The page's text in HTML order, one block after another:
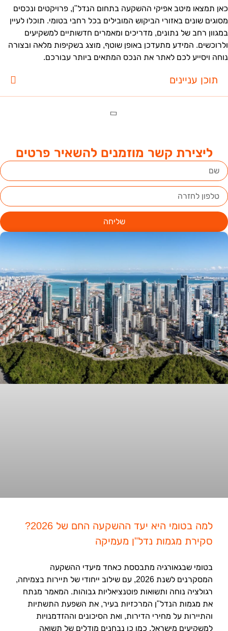
ליצירת קשר מוזמנים להשאיר פרטים
שליחה
למה בטומי היא יעד ההשקעה החם של 2026?
סקירת מגמות נדל"ן מעמיקה
בטומי שבגאורגיה מתבססת כאחד מיעדי ההשקעה
המסקרנים לשנת 2026, עם שילוב ייחודי של תיירות בצמיחה,
רגולציה נוחה ותשואות פוטנציאליות גבוהות. המאמר מנתח
את מגמות הנדל"ן המרכזיות בעיר, את השפעת התשתיות
והתיירות על מחירי הדירות, ואת הסיכונים וההזדמנויות
למשקיעים מישראל. כמו כן נבחנים מודלים של תשואה
תמצאו מיטב אפיקי ההשקעה בתחום הנדל"ן, פרויקטים ונכסים
שונים באזורי הביקוש המובילים בכל רחבי בטומי. תוכלו לעיין
רחב של נתונים, מדריכים ומאמרים חדשותיים למשקיעים
המידע מתעדכן באופן שוטף, מוצג בשקיפות מלאה ובצורה
ויסייע לכם לאתר את הנכס המתאים ביותר עבורכם.
תוכן עניינים